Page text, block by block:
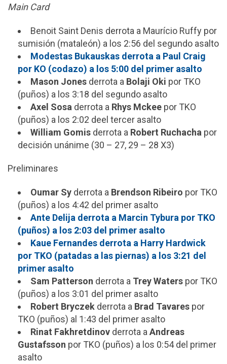
Main Card
Benoit Saint Denis derrota a Maurício Ruffy por
sumisión (mataleón) a los 2:56 del segundo asalto
Modestas Bukauskas derrota a Paul Craig
por KO (codazo) a los 5:00 del primer asalto
Mason Jones derrota a Bolaji Oki por TKO
(puños) a los 3:18 del segundo asalto
Axel Sosa derrota a Rhys Mckee por TKO
(puños) a los 2:02 deel tercer asalto
William Gomis derrota a Robert Ruchacha por
decisión unánime (30 – 27, 29 – 28 X3)
Preliminares
Oumar Sy derrota a Brendson Ribeiro por TKO
(puños) a los 4:42 del primer asalto
Ante Delija derrota a Marcin Tybura por TKO
(puños) a los 2:03 del primer asalto
Kaue Fernandes derrota a Harry Hardwick
por TKO (patadas a las piernas) a los 3:21 del
primer asalto
Sam Patterson derrota a Trey Waters por TKO
(puños) a los 3:01 del primer asalto
Robert Bryczek derrota a Brad Tavares por
TKO (puños) al 1:43 del primer asalto
Rinat Fakhretdinov derrota a Andreas
Gustafsson por TKO (puños) a los 0:54 del primer
asalto